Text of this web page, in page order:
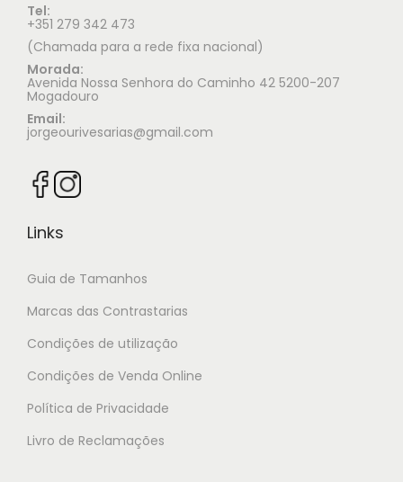
Tel:
+351 279 342 473
(Chamada para a rede fixa nacional)
Morada:
Avenida Nossa Senhora do Caminho 42 5200-207
Mogadouro
Email:
jorgeourivesarias@gmail.com
Links
Guia de Tamanhos
Marcas das Contrastarias
Condições de utilização
Condições de Venda Online
Política de Privacidade
Livro de Reclamações